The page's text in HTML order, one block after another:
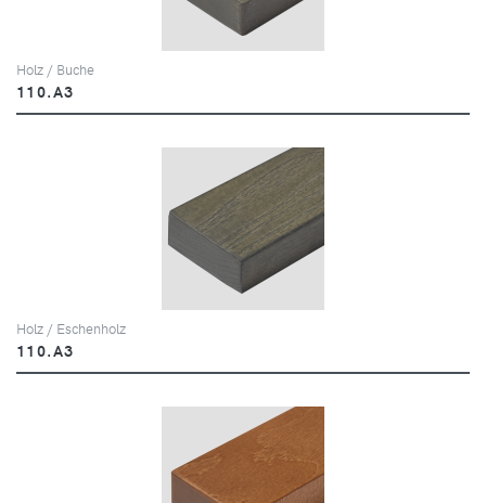
Holz / Buche
110.A3
Holz / Eschenholz
110.A3